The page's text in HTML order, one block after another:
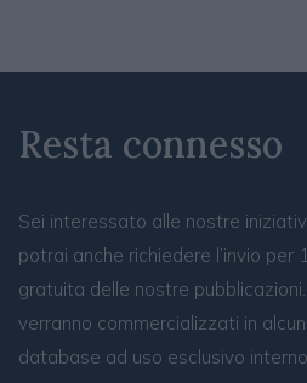
Resta connesso
Sei interessato alle nostre
potrai anche richiedere l’invio per
gratuita delle nostre
verranno commercializzati in
database ad uso esclusivo